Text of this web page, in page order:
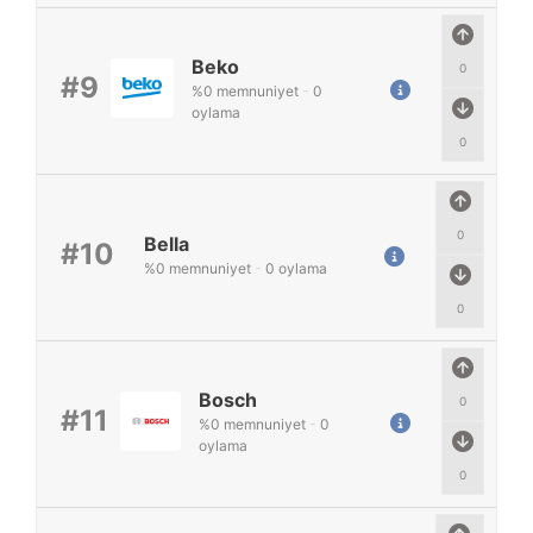
#9
0
0
Beko
%0 memnuniyet - 0
oylama
#10
0
0
Bella
%0 memnuniyet - 0 oylama
#11
0
0
Bosch
%0 memnuniyet - 0
oylama